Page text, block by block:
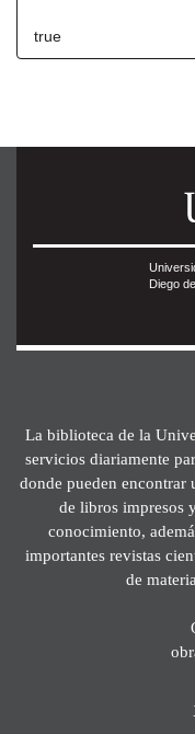
true
Diego
La biblioteca de la
servicios diariamente
donde pueden encontrar
de libros impresos
conocimiento,
importantes revistas
de